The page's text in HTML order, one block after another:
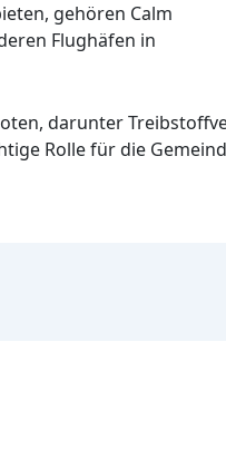
gehören Calm
Flughäfen in
darunter
Rolle für die